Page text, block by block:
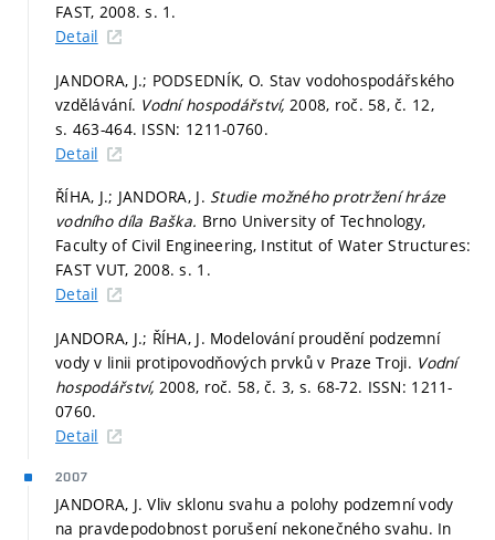
FAST, 2008.s. 1.
Detail
JANDORA, J.; PODSEDNÍK, O. Stav vodohospodářského
vzdělávání. Vodní hospodářství, 2008, roč. 58, č. 12,
s. 463-464. ISSN: 1211-0760.
Detail
ŘÍHA, J.; JANDORA, J. Studie možného protržení hráze
vodního díla Baška. Brno University of Technology,
Faculty of Civil Engineering, Institut of Water Structures:
FAST VUT, 2008.s. 1.
Detail
JANDORA, J.; ŘÍHA, J. Modelování proudění podzemní
vody v linii protipovodňových prvků v Praze Troji. Vodní
hospodářství, 2008, roč. 58, č. 3, s. 68-72. ISSN: 1211-
0760.
Detail
2007
JANDORA, J. Vliv sklonu svahu a polohy podzemní vody
na pravdepodobnost porušení nekonečného svahu. In